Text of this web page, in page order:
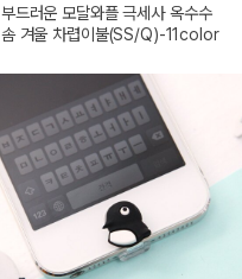
부드러운 모달와플 극세사 옥수수
솜 겨울 차렵이불(SS/Q)-11color